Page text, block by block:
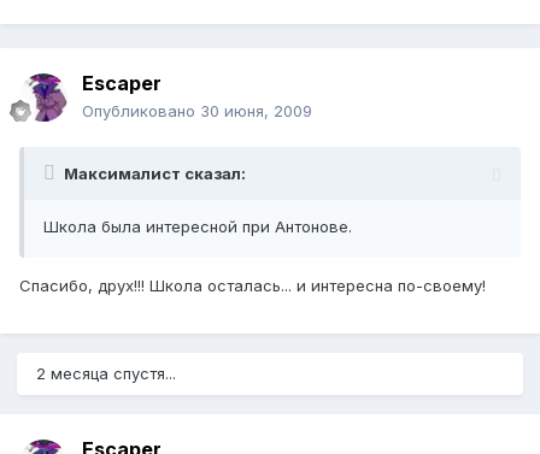
Escaper
Опубликовано 30 июня, 2009
Максималист сказал:
Школа была интересной при Антонове.
Спасибо, друх!!! Школа осталась... и интересна по-своему!
2 месяца спустя...